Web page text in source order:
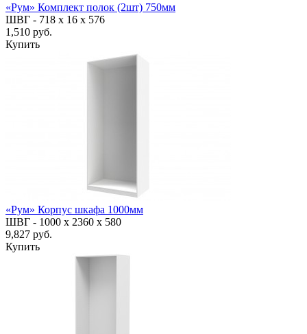
«Рум» Комплект полок (2шт) 750мм
ШВГ - 718 х 16 х 576
1,510 руб.
Купить
«Рум» Корпус шкафа 1000мм
ШВГ - 1000 х 2360 х 580
9,827 руб.
Купить